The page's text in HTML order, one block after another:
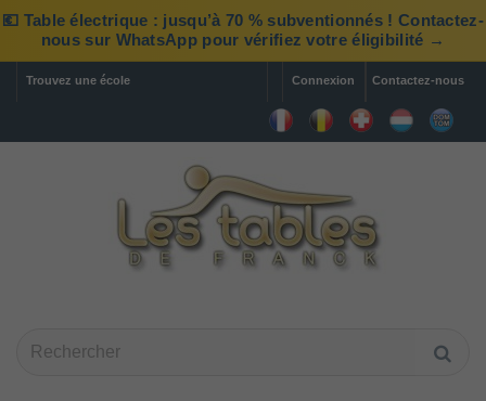
💶 Table électrique : jusqu’à 70 % subventionnés ! Contactez-
nous sur WhatsApp pour vérifiez votre éligibilité →
Contactez-nous
Trouvez une école Connexion